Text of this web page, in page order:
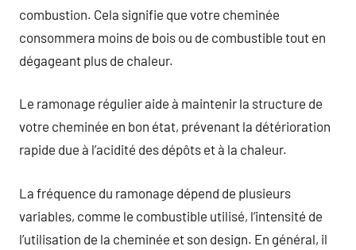
combustion. Cela signifie que votre cheminée
consommera moins de bois ou de combustible tout en
dégageant plus de chaleur.
Le ramonage régulier aide à maintenir la structure de
votre cheminée en bon état, prévenant la détérioration
rapide due à l’acidité des dépôts et à la chaleur.
La fréquence du ramonage dépend de plusieurs
variables, comme le combustible utilisé, l’intensité de
l’utilisation de la cheminée et son design. En général, il